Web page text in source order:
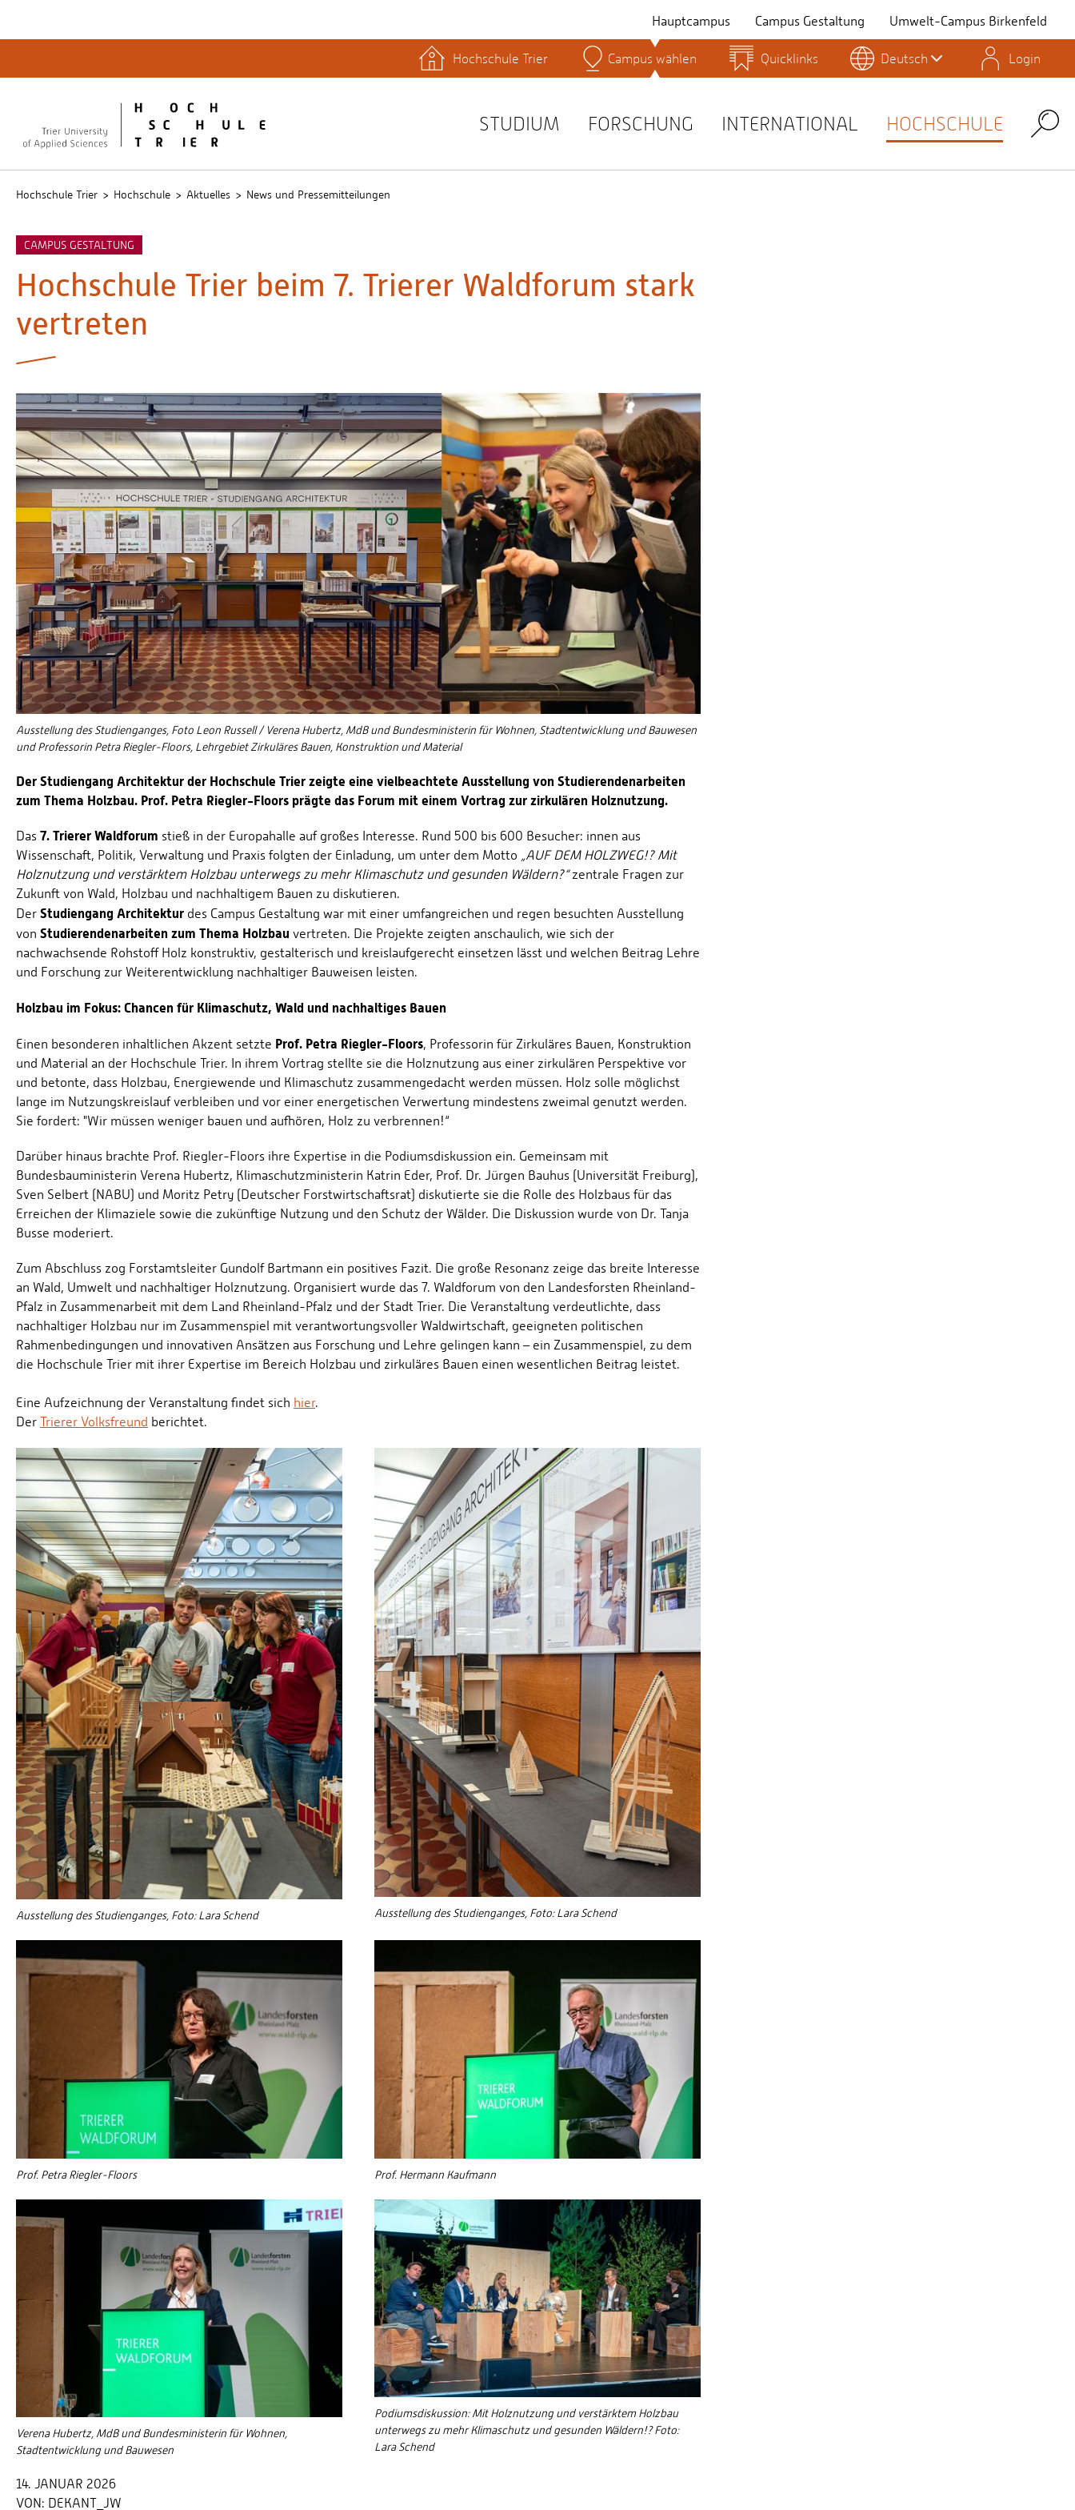
Hauptcampus Campus Gestaltung Umwelt-Campus Birkenfeld
Lernplattformen
Personensuche
Studienservice
Stud.IP
Hochschule Trier Campus wählen Quicklinks Deutsch Login
STUDIUM FORSCHUNG INTERNATIONAL HOCHSCHULE Search
Hochschule Trier Hochschule Aktuelles News und Pressemitteilungen
CAMPUS GESTALTUNG
Hochschule Trier beim 7. Trierer Waldforum stark
vertreten
Ausstellung des Studienganges, Foto Leon Russell / Verena Hubertz, MdB und Bundesministerin für Wohnen, Stadtentwicklung und Bauwesen
und Professorin Petra Riegler-Floors, Lehrgebiet Zirkuläres Bauen, Konstruktion und Material
Der Studiengang Architektur der Hochschule Trier zeigte eine vielbeachtete Ausstellung von Studierendenarbeiten
zum Thema Holzbau. Prof. Petra Riegler-Floors prägte das Forum mit einem Vortrag zur zirkulären Holznutzung.
Das 7. Trierer Waldforum stieß in der Europahalle auf großes Interesse. Rund 500 bis 600 Besucher: innen aus
Wissenschaft, Politik, Verwaltung und Praxis folgten der Einladung, um unter dem Motto „AUF DEM HOLZWEG!? Mit
Holznutzung und verstärktem Holzbau unterwegs zu mehr Klimaschutz und gesunden Wäldern?“zentrale Fragen zur
Zukunft von Wald, Holzbau und nachhaltigem Bauen zu diskutieren.
Der Studiengang Architektur des Campus Gestaltung war mit einer umfangreichen und regen besuchten Ausstellung
von Studierendenarbeiten zum Thema Holzbau vertreten. Die Projekte zeigten anschaulich, wie sich der
nachwachsende Rohstoff Holz konstruktiv, gestalterisch und kreislaufgerecht einsetzen lässt und welchen Beitrag Lehre
und Forschung zur Weiterentwicklung nachhaltiger Bauweisen leisten.
Holzbau im Fokus: Chancen für Klimaschutz, Wald und nachhaltiges Bauen
Einen besonderen inhaltlichen Akzent setzte Prof. Petra Riegler-Floors, Professorin für Zirkuläres Bauen, Konstruktion
und Material an der Hochschule Trier. In ihrem Vortrag stellte sie die Holznutzung aus einer zirkulären Perspektive vor
und betonte, dass Holzbau, Energiewende und Klimaschutz zusammengedacht werden müssen. Holz solle möglichst
lange im Nutzungskreislauf verbleiben und vor einer energetischen Verwertung mindestens zweimal genutzt werden.
Sie fordert: "Wir müssen weniger bauen und aufhören, Holz zu verbrennen!“
Darüber hinaus brachte Prof. Riegler-Floors ihre Expertise in die Podiumsdiskussion ein. Gemeinsam mit
Bundesbauministerin Verena Hubertz, Klimaschutzministerin Katrin Eder, Prof. Dr. Jürgen Bauhus (Universität Freiburg),
Sven Selbert (NABU) und Moritz Petry (Deutscher Forstwirtschaftsrat) diskutierte sie die Rolle des Holzbaus für das
Erreichen der Klimaziele sowie die zukünftige Nutzung und den Schutz der Wälder. Die Diskussion wurde von Dr. Tanja
Busse moderiert.
Zum Abschluss zog Forstamtsleiter Gundolf Bartmann ein positives Fazit. Die große Resonanz zeige das breite Interesse
an Wald, Umwelt und nachhaltiger Holznutzung. Organisiert wurde das 7. Waldforum von den Landesforsten Rheinland-
Pfalz in Zusammenarbeit mit dem Land Rheinland-Pfalz und der Stadt Trier. Die Veranstaltung verdeutlichte, dass
nachhaltiger Holzbau nur im Zusammenspiel mit verantwortungsvoller Waldwirtschaft, geeigneten politischen
Rahmenbedingungen und innovativen Ansätzen aus Forschung und Lehre gelingen kann – ein Zusammenspiel, zu dem
die Hochschule Trier mit ihrer Expertise im Bereich Holzbau und zirkuläres Bauen einen wesentlichen Beitrag leistet.
Eine Aufzeichnung der Veranstaltung findet sich hier.
Der Trierer Volksfreund berichtet.
Ausstellung des Studienganges, Foto: Lara Schend Ausstellung des Studienganges, Foto: Lara Schend
Prof. Petra Riegler-Floors Prof. Hermann Kaufmann
Verena Hubertz, MdB und Bundesministerin für Wohnen,
Stadtentwicklung und Bauwesen
Podiumsdiskussion: Mit Holznutzung und verstärktem Holzbau
unterwegs zu mehr Klimaschutz und gesunden Wäldern!? Foto:
Lara Schend
14. JANUAR 2026
VON: DEKANT_JW